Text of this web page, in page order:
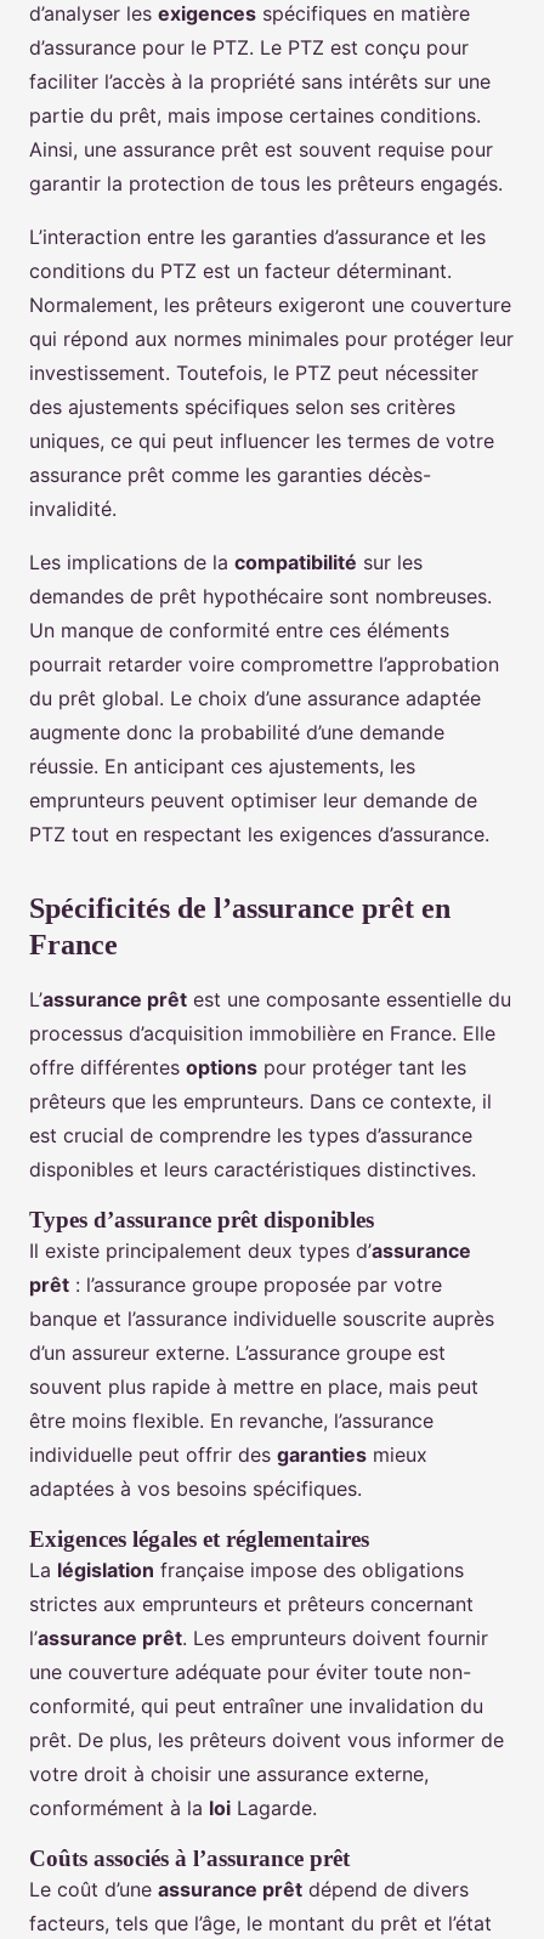
d’analyser les exigences spécifiques en matière
d’assurance pour le PTZ. Le PTZ est conçu pour
faciliter l’accès à la propriété sans intérêts sur une
partie du prêt, mais impose certaines conditions.
Ainsi, une assurance prêt est souvent requise pour
garantir la protection de tous les prêteurs engagés.
L’interaction entre les garanties d’assurance et les
conditions du PTZ est un facteur déterminant.
Normalement, les prêteurs exigeront une couverture
qui répond aux normes minimales pour protéger leur
investissement. Toutefois, le PTZ peut nécessiter
des ajustements spécifiques selon ses critères
uniques, ce qui peut influencer les termes de votre
assurance prêt comme les garanties décès-
invalidité.
Les implications de la compatibilité sur les
demandes de prêt hypothécaire sont nombreuses.
Un manque de conformité entre ces éléments
pourrait retarder voire compromettre l’approbation
du prêt global. Le choix d’une assurance adaptée
augmente donc la probabilité d’une demande
réussie. En anticipant ces ajustements, les
emprunteurs peuvent optimiser leur demande de
PTZ tout en respectant les exigences d’assurance.
Spécificités de l’assurance prêt en
France
L’assurance prêt est une composante essentielle du
processus d’acquisition immobilière en France. Elle
offre différentes options pour protéger tant les
prêteurs que les emprunteurs. Dans ce contexte, il
est crucial de comprendre les types d’assurance
disponibles et leurs caractéristiques distinctives.
Types d’assurance prêt disponibles
Il existe principalement deux types d’assurance
prêt : l’assurance groupe proposée par votre
banque et l’assurance individuelle souscrite auprès
d’un assureur externe. L’assurance groupe est
souvent plus rapide à mettre en place, mais peut
être moins flexible. En revanche, l’assurance
individuelle peut offrir des garanties mieux
adaptées à vos besoins spécifiques.
Exigences légales et réglementaires
La législation française impose des obligations
strictes aux emprunteurs et prêteurs concernant
l’assurance prêt. Les emprunteurs doivent fournir
une couverture adéquate pour éviter toute non-
conformité, qui peut entraîner une invalidation du
prêt. De plus, les prêteurs doivent vous informer de
votre droit à choisir une assurance externe,
conformément à la loi Lagarde.
Coûts associés à l’assurance prêt
Le coût d’une assurance prêt dépend de divers
facteurs, tels que l’âge, le montant du prêt et l’état